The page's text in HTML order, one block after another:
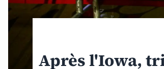
Après l'Iowa,